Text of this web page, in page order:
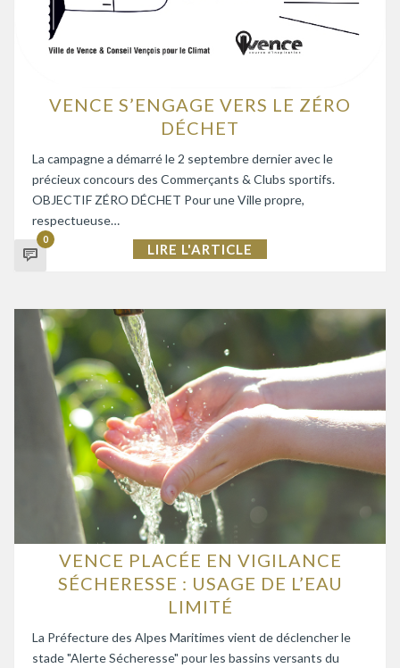
VENCE S’ENGAGE VERS LE ZÉRO
DÉCHET
La campagne a démarré le 2 septembre dernier avec le
précieux concours des Commerçants & Clubs sportifs.
OBJECTIF ZÉRO DÉCHET Pour une Ville propre,
respectueuse…
0
LIRE L'ARTICLE
VENCE PLACÉE EN VIGILANCE
SÉCHERESSE : USAGE DE L’EAU
LIMITÉ
La Préfecture des Alpes Maritimes vient de déclencher le
stade "Alerte Sécheresse" pour les bassins versants du